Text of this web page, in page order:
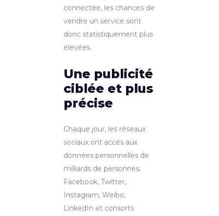
connectée, les chances de
vendre un service sont
donc statistiquement plus
élevées.
Une publicité
ciblée et plus
précise
Chaque jour, les réseaux
sociaux ont accès aux
données personnelles de
milliards de personnes.
Facebook, Twitter,
Instagram, Weibo,
LinkedIn et consorts